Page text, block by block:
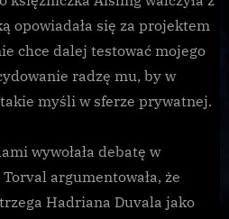
opowiadała się za projektem
chce dalej testować mojego
radzę mu, by w
takie myśli w sferze prywatnej.
wywołała debatę w
argumentowała, że
Hadriana Duvala jako